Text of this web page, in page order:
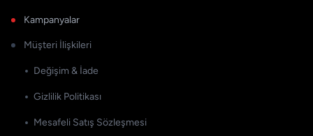
Kampanyalar
Müşteri İlişkileri
Değişim & İade
Gizlilik Politikası
Mesafeli Satış Sözleşmesi